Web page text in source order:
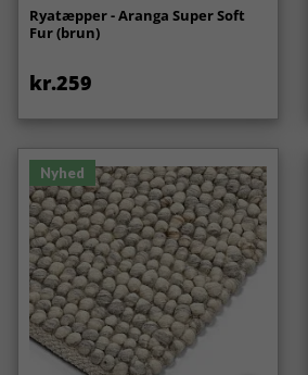
Ryatæpper - Aranga Super Soft
Fur (brun)
kr.259
Nyhed